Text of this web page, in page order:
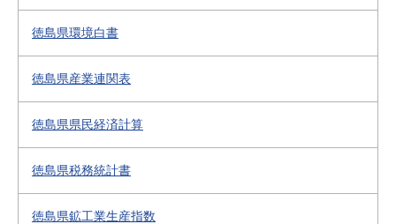
徳島県環境白書
徳島県産業連関表
徳島県県民経済計算
徳島県税務統計書
徳島県鉱工業生産指数